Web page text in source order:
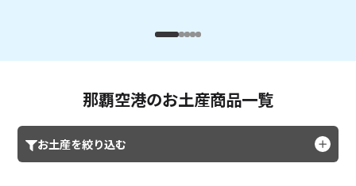
那覇空港のお土産商品一覧
お土産を絞り込む